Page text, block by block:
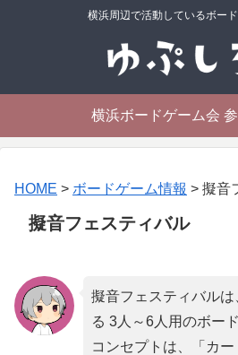
横浜周辺で活動しているボー
横浜ボードゲーム会
HOME > ボードゲーム情報 > 擬音
擬音フェスティバル
擬音フェスティバル
る 3人～6人用のボー
コンセプトは、「 カー